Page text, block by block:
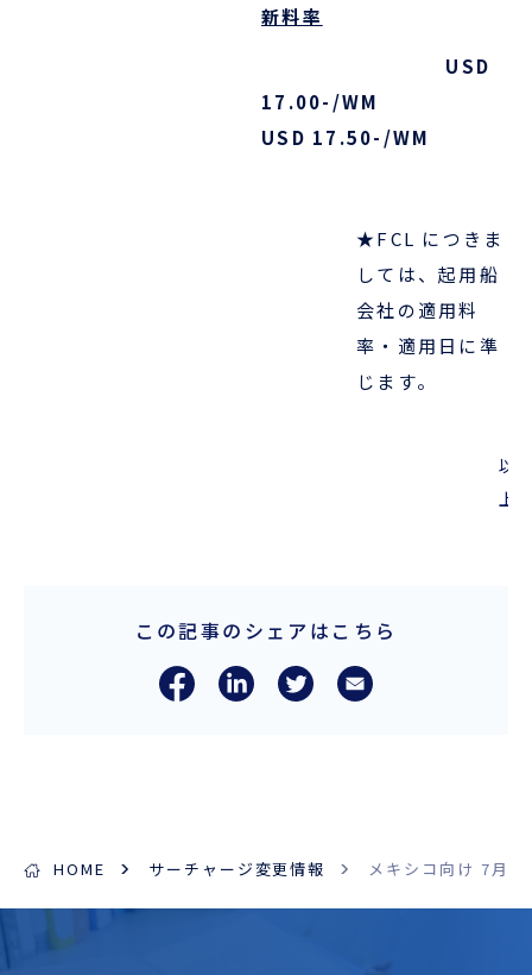
新料率
USD
17.00-/WM
USD 17.50-/WM
★FCL につきま
しては、起用船
会社の適用料
率・適用日に準
じます。
以
上
この記事のシェアはこちら
HOME サーチャージ変更情報 メキシコ向け 7月